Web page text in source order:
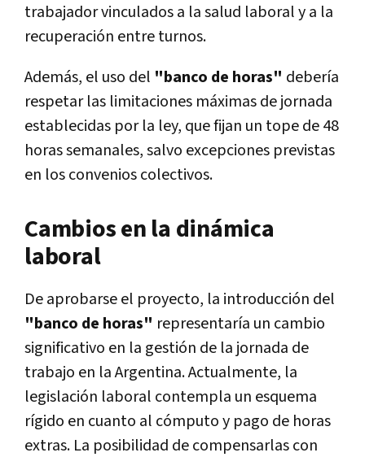
trabajador vinculados a la salud laboral y a la
recuperación entre turnos.
Además, el uso del "banco de horas" debería
respetar las limitaciones máximas de jornada
establecidas por la ley, que fijan un tope de 48
horas semanales, salvo excepciones previstas
en los convenios colectivos.
Cambios en la dinámica
laboral
De aprobarse el proyecto, la introducción del
"banco de horas" representaría un cambio
significativo en la gestión de la jornada de
trabajo en la Argentina. Actualmente, la
legislación laboral contempla un esquema
rígido en cuanto al cómputo y pago de horas
extras. La posibilidad de compensarlas con